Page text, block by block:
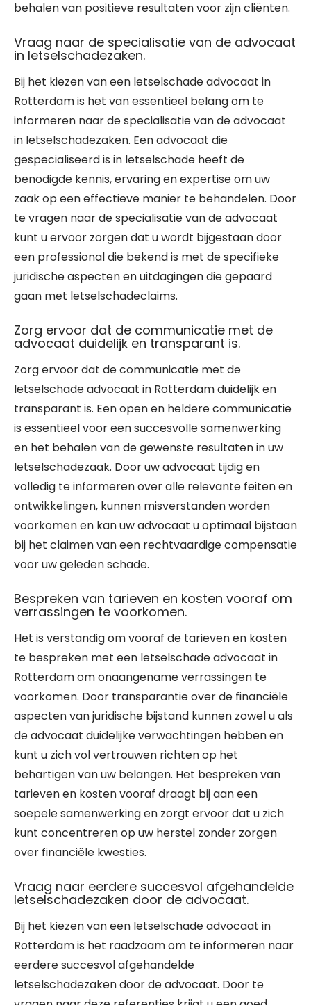
behalen van positieve resultaten voor zijn cliënten.
Vraag naar de specialisatie van de advocaat
in letselschadezaken.
Bij het kiezen van een letselschade advocaat in
Rotterdam is het van essentieel belang om te
informeren naar de specialisatie van de advocaat
in letselschadezaken. Een advocaat die
gespecialiseerd is in letselschade heeft de
benodigde kennis, ervaring en expertise om uw
zaak op een effectieve manier te behandelen. Door
te vragen naar de specialisatie van de advocaat
kunt u ervoor zorgen dat u wordt bijgestaan door
een professional die bekend is met de specifieke
juridische aspecten en uitdagingen die gepaard
gaan met letselschadeclaims.
Zorg ervoor dat de communicatie met de
advocaat duidelijk en transparant is.
Zorg ervoor dat de communicatie met de
letselschade advocaat in Rotterdam duidelijk en
transparant is. Een open en heldere communicatie
is essentieel voor een succesvolle samenwerking
en het behalen van de gewenste resultaten in uw
letselschadezaak. Door uw advocaat tijdig en
volledig te informeren over alle relevante feiten en
ontwikkelingen, kunnen misverstanden worden
voorkomen en kan uw advocaat u optimaal bijstaan
bij het claimen van een rechtvaardige compensatie
voor uw geleden schade.
Bespreken van tarieven en kosten vooraf om
verrassingen te voorkomen.
Het is verstandig om vooraf de tarieven en kosten
te bespreken met een letselschade advocaat in
Rotterdam om onaangename verrassingen te
voorkomen. Door transparantie over de financiële
aspecten van juridische bijstand kunnen zowel u als
de advocaat duidelijke verwachtingen hebben en
kunt u zich vol vertrouwen richten op het
behartigen van uw belangen. Het bespreken van
tarieven en kosten vooraf draagt bij aan een
soepele samenwerking en zorgt ervoor dat u zich
kunt concentreren op uw herstel zonder zorgen
over financiële kwesties.
Vraag naar eerdere succesvol afgehandelde
letselschadezaken door de advocaat.
Bij het kiezen van een letselschade advocaat in
Rotterdam is het raadzaam om te informeren naar
eerdere succesvol afgehandelde
letselschadezaken door de advocaat. Door te